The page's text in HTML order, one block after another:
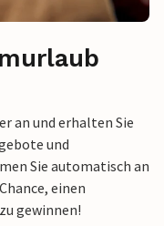
an und erhalten Sie
und
Sie automatisch an
einen
gewinnen!